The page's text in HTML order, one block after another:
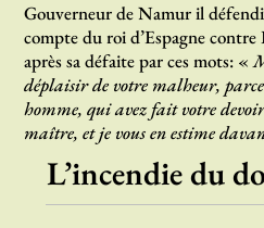
Gouverneur de Namur il
compte du roi d’Espagne
après sa défaite par ces mots: «
déplaisir de votre malheur,
homme, qui avez fait votre
maître, et je vous en estime
L’incendie du